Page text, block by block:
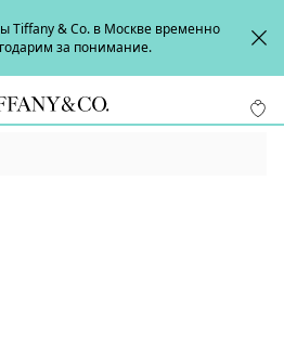
Tiffany & Co. в Москве временно
за понимание.